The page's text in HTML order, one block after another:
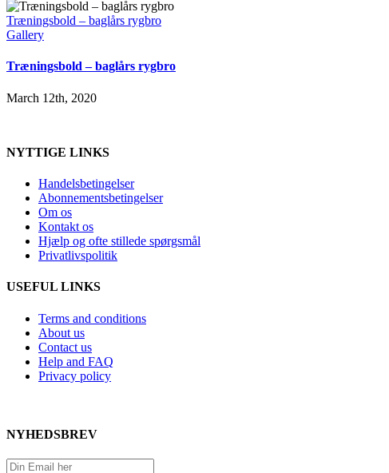
Træningsbold – baglårs rygbro
Gallery
Træningsbold – baglårs rygbro
March 12th, 2020
NYTTIGE LINKS
Handelsbetingelser
Abonnementsbetingelser
Om os
Kontakt os
Hjælp og ofte stillede spørgsmål
Privatlivspolitik
USEFUL LINKS
Terms and conditions
About us
Contact us
Help and FAQ
Privacy policy
NYHEDSBREV